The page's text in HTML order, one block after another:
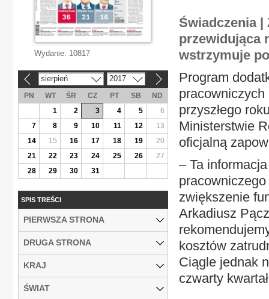
Świadczenia
przewidująca
wstrzymuje
Program
pracowniczych
przyszłego
Ministerstwie
oficjalną
– Ta
zwiększenie
Arkadiusz
kosztów
Ciągle jednak
czwarty
Wydanie: 10817
sierpień 2017
PN WT ŚR CZ PT SB
ND
1
2 3 4 5
6
7
8 9 10 11 12
13
14
15 16 17 18 19
20
21
22 23 24 25 26
27
28
29 30 31
SPIS TREŚCI
PIERWSZA STRONA
DRUGA STRONA
KRAJ
ŚWIAT